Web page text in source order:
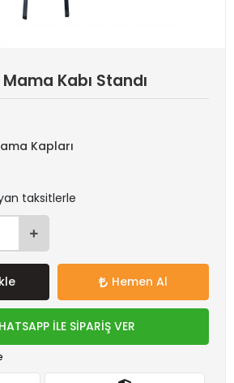
Kabı Standı
Kapları
taksitlerle
Hemen Al
İLE SİPARİŞ VER